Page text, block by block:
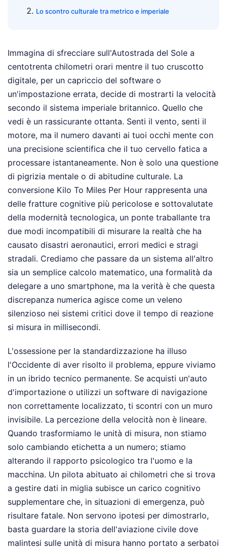
Lo scontro culturale tra metrico e imperiale
Immagina di sfrecciare sull'Autostrada del Sole a
centotrenta chilometri orari mentre il tuo cruscotto
digitale, per un capriccio del software o
un'impostazione errata, decide di mostrarti la velocità
secondo il sistema imperiale britannico. Quello che
vedi è un rassicurante ottanta. Senti il vento, senti il
motore, ma il numero davanti ai tuoi occhi mente con
una precisione scientifica che il tuo cervello fatica a
processare istantaneamente. Non è solo una questione
di pigrizia mentale o di abitudine culturale. La
conversione Kilo To Miles Per Hour rappresenta una
delle fratture cognitive più pericolose e sottovalutate
della modernità tecnologica, un ponte traballante tra
due modi incompatibili di misurare la realtà che ha
causato disastri aeronautici, errori medici e stragi
stradali. Crediamo che passare da un sistema all'altro
sia un semplice calcolo matematico, una formalità da
delegare a uno smartphone, ma la verità è che questa
discrepanza numerica agisce come un veleno
silenzioso nei sistemi critici dove il tempo di reazione
si misura in millisecondi.
L'ossessione per la standardizzazione ha illuso
l'Occidente di aver risolto il problema, eppure viviamo
in un ibrido tecnico permanente. Se acquisti un'auto
d'importazione o utilizzi un software di navigazione
non correttamente localizzato, ti scontri con un muro
invisibile. La percezione della velocità non è lineare.
Quando trasformiamo le unità di misura, non stiamo
solo cambiando etichetta a un numero; stiamo
alterando il rapporto psicologico tra l'uomo e la
macchina. Un pilota abituato ai chilometri che si trova
a gestire dati in miglia subisce un carico cognitivo
supplementare che, in situazioni di emergenza, può
risultare fatale. Non servono ipotesi per dimostrarlo,
basta guardare la storia dell'aviazione civile dove
malintesi sulle unità di misura hanno portato a serbatoi